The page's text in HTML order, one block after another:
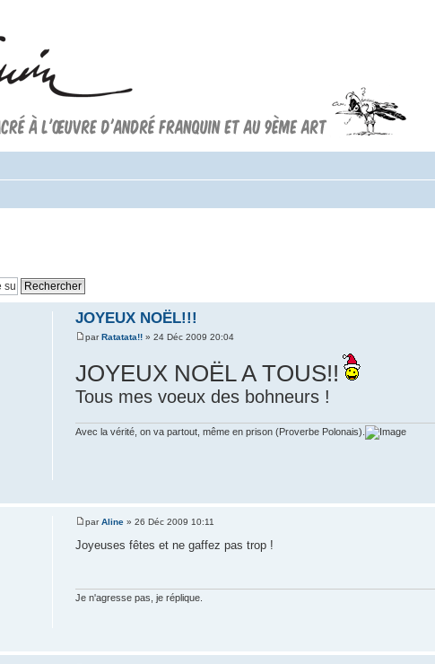
JOYEUX NOËL!!!
parRatatata!! » 24 Déc 2009 20:04
JOYEUX NOËL A TOUS!!
Tous mes voeux des bohneurs !
Avec la vérité, on va partout, même en prison (Proverbe Polonais).
parAline » 26 Déc 2009 10:11
Joyeuses fêtes et ne gaffez pas trop !
Je n'agresse pas, je réplique.